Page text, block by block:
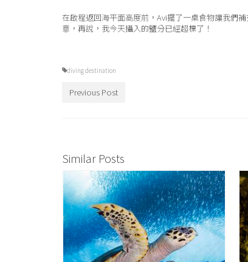
在啟程返回海平面高度前，Avi擺了一桌食物讓我們
意，再說，我今天攝入的鹽分已經超標了！
diving destination
Previous Post
Similar Posts